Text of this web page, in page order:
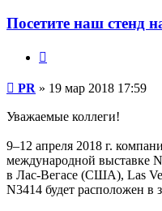
Посетите наш стенд
Сообщение
PR » 19 мар 2018 17:59
Уважаемые коллеги!
9–12 апреля 2018 г.
международной выставке
в Лас-Вегасе (США), Las
N3414 будет расположен в